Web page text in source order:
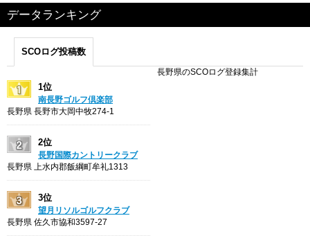
データランキング
SCOログ投稿数
長野県のSCOログ登録集計
1位
南長野ゴルフ倶楽部
長野県 長野市大岡中牧274-1
2位
長野国際カントリークラブ
長野県 上水内郡飯綱町牟礼1313
3位
望月リソルゴルフクラブ
長野県 佐久市協和3597-27